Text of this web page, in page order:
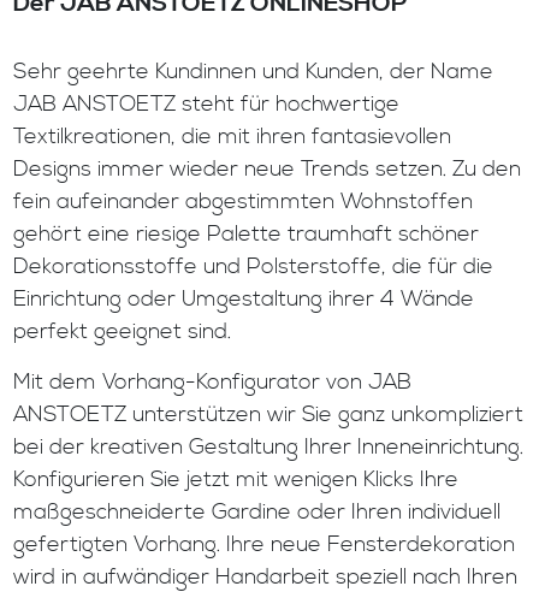
Sehr geehrte Kundinnen und Kunden, der Name
JAB ANSTOETZ steht für hochwertige
Textilkreationen, die mit ihren fantasievollen
Designs immer wieder neue Trends setzen. Zu den
fein aufeinander abgestimmten Wohnstoffen
gehört eine riesige Palette traumhaft schöner
Dekorationsstoffe und Polsterstoffe, die für die
Einrichtung oder Umgestaltung ihrer 4 Wände
perfekt geeignet sind.
Mit dem Vorhang-Konfigurator von JAB
ANSTOETZ unterstützen wir Sie ganz unkompliziert
bei der kreativen Gestaltung Ihrer Inneneinrichtung.
Konfigurieren Sie jetzt mit wenigen Klicks Ihre
maßgeschneiderte Gardine oder Ihren individuell
gefertigten Vorhang. Ihre neue Fensterdekoration
wird in aufwändiger Handarbeit speziell nach Ihren